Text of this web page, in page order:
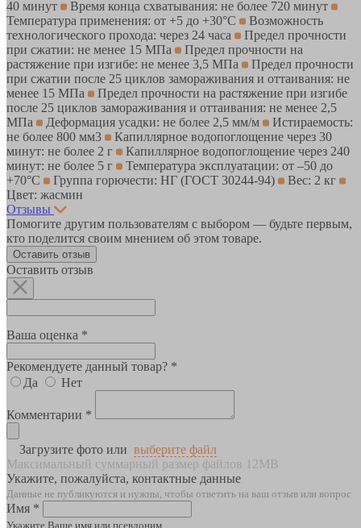
40 минут
Время конца схватывания: не более 720 минут
Температура применения: от +5 до +30°C
Возможность
технологического прохода: через 24 часа
Предел прочности
при сжатии: не менее 15 МПа
Предел прочности на
растяжение при изгибе: не менее 3,5 МПа
Предел прочности
при сжатии после 25 циклов замораживания и оттаивания: не
менее 15 МПа
Предел прочности на растяжение при изгибе
после 25 циклов замораживания и оттаивания: не менее 2,5
МПа
Деформация усадки: не более 2,5 мм/м
Истираемость:
не более 800 мм3
Капиллярное водопоглощение через 30
минут: не более 2 г
Капиллярное водопоглощение через 240
минут: не более 5 г
Температура эксплуатации: от –50 до
+70°C
Группа горючести: НГ (ГОСТ 30244-94)
Вес: 2 кг
Цвет: жасмин
Отзывы
Помогите другим пользователям с выбором — будьте первым,
кто поделится своим мнением об этом товаре.
Оставить отзыв
Оставить отзыв
Ваша оценка *
Рекомендуете данный товар? *
Да
Нет
Комментарии *
Загрузите фото или выберите файл
Максимальный суммарный размер файлов 12MB
Укажите, пожалуйста, контактные данные
Данные не публикуются и нужны, чтобы ответить на ваш отзыв или вопрос
Имя *
Укажите Ваше имя или псевдоним